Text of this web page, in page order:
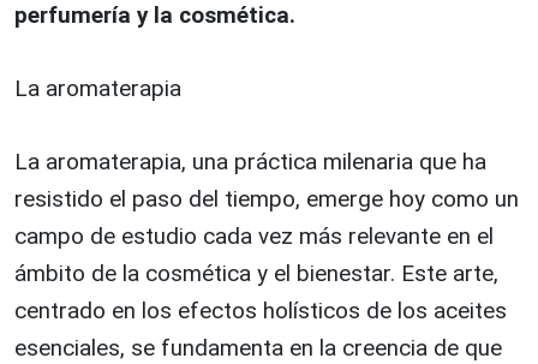
perfumería y la cosmética.
La aromaterapia
La aromaterapia, una práctica milenaria que ha
resistido el paso del tiempo, emerge hoy como un
campo de estudio cada vez más relevante en el
ámbito de la cosmética y el bienestar. Este arte,
centrado en los efectos holísticos de los aceites
esenciales, se fundamenta en la creencia de que